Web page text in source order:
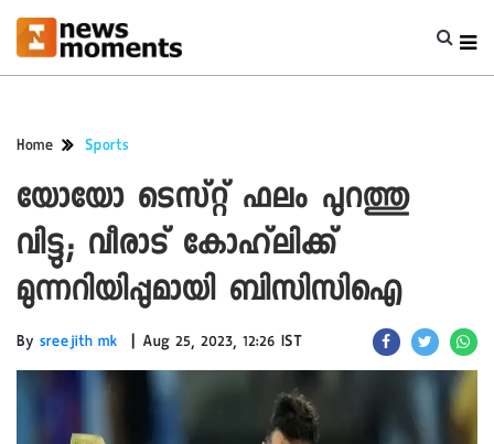
Home Sports
യോയോ ടെസ്റ്റ് ഫലം പുറത്തു
വിട്ടു; വീരാട് കോഹ്‌ലിക്ക്
മുന്നറിയിപ്പുമായി ബിസിസിഐ
By sreejith mk | Aug 25, 2023, 12:26 IST